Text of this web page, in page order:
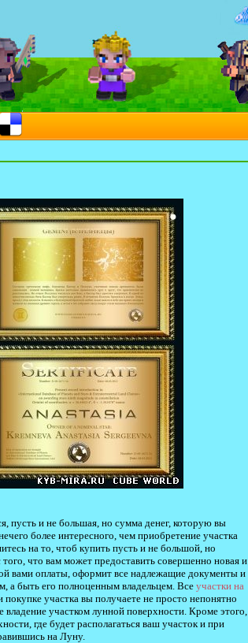
пусть и не большая, но сумма денег, которую вы
более интересного, чем приобретение участка
на то, чтоб купить пусть и не большой, но
что вам может предоставить совершенно новая и
вами оплаты, оформит все надлежащие документы и
а быть его полноценным владельцем. Все участки на
участка вы получаете не просто непонятно
участком лунной поверхности. Кроме этого,
где будет располагаться ваш участок и при
на Луну.